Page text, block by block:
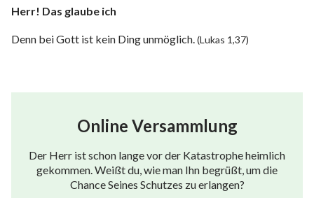
Herr! Das glaube ich
Denn bei Gott ist kein Ding unmöglich. (Lukas 1,37)
Online Versammlung
Der Herr ist schon lange vor der Katastrophe heimlich
gekommen. Weißt du, wie man Ihn begrüßt, um die
Chance Seines Schutzes zu erlangen?